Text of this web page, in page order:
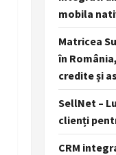
mobila
Matricea
în
credite și
SellNet –
clienți
CRM